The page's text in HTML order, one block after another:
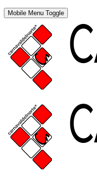
Mobile Menu Toggle